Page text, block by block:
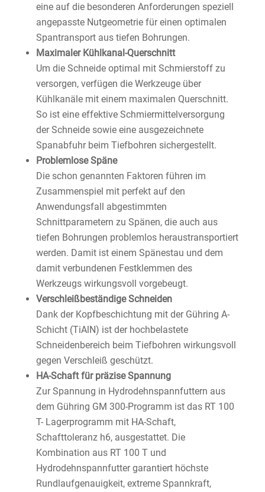
eine auf die besonderen Anforderungen speziell
angepasste Nutgeometrie für einen optimalen
Spantransport aus tiefen Bohrungen.
Maximaler Kühlkanal-Querschnitt
Um die Schneide optimal mit Schmierstoff zu
versorgen, verfügen die Werkzeuge über
Kühlkanäle mit einem maximalen Querschnitt.
So ist eine effektive Schmiermittelversorgung
der Schneide sowie eine ausgezeichnete
Spanabfuhr beim Tiefbohren sichergestellt.
Problemlose Späne
Die schon genannten Faktoren führen im
Zusammenspiel mit perfekt auf den
Anwendungsfall abgestimmten
Schnittparametern zu Spänen, die auch aus
tiefen Bohrungen problemlos heraustransportiert
werden. Damit ist einem Spänestau und dem
damit verbundenen Festklemmen des
Werkzeugs wirkungsvoll vorgebeugt.
Verschleißbeständige Schneiden
Dank der Kopfbeschichtung mit der Gühring A-
Schicht (TiAlN) ist der hochbelastete
Schneidenbereich beim Tiefbohren wirkungsvoll
gegen Verschleiß geschützt.
HA-Schaft für präzise Spannung
Zur Spannung in Hydrodehnspannfuttern aus
dem Gühring GM 300-Programm ist das RT 100
T- Lagerprogramm mit HA-Schaft,
Schafttoleranz h6, ausgestattet. Die
Kombination aus RT 100 T und
Hydrodehnspannfutter garantiert höchste
Rundlaufgenauigkeit, extreme Spannkraft,